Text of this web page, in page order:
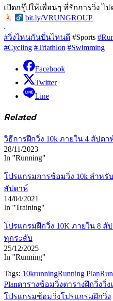
เปิดกรุ๊ปให้เพื่อนๆ ที่รักการวิ่ง ไ
bit.ly/VRUNGROUP
.
#วิ่งไหนกันปั่นไหนดี #Sports
#Cycling #Triathlon #Swimming
Facebook
Twitter
Line
Related
วิธีการฝึกวิ่ง 10k ภายใน 4 สัปด
28/11/2023
In "Running"
โปรแกรมการซ้อมวิ่ง 10k สำหรั
สัปดาห์
14/04/2021
In "Training"
โปรแกรมฝึกวิ่ง 10K ภายใน 8 สั
ทุกระดับ
25/12/2025
In "Running"
Tags: 10krunningRunning Plan
Planตารางซ้อมวิ่งตารางฝึกวิ่งวิ่ง
โปรแกรมซ้อมวิ่งโปรแกรมฝึกวิ่ง